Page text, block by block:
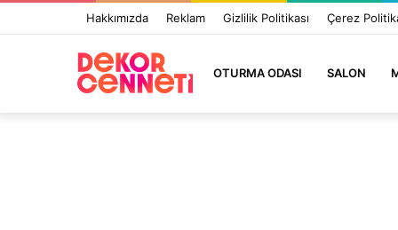
Hakkımızda Reklam Gizlilik Politikası Çerez
OTURMA ODASI SALON